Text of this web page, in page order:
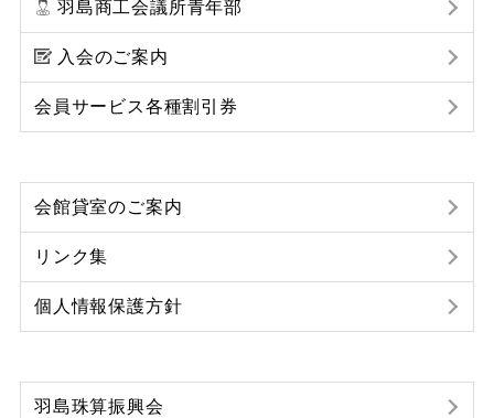
羽島商工会議所青年部
入会のご案内
会員サービス各種割引券
会館貸室のご案内
リンク集
個人情報保護方針
羽島珠算振興会